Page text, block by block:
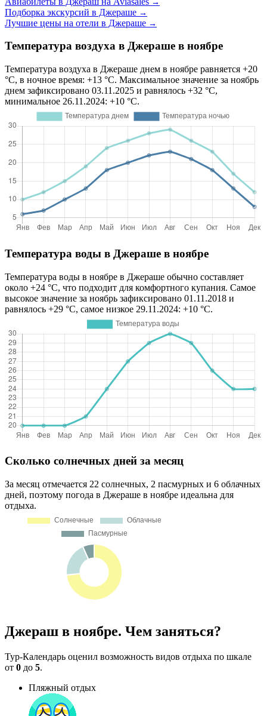
→
Подборка экскурсий в Джераше →
Лучшие цены на отели в Джераше →
Температура воздуха в Джераше в ноябре
Температура воздуха в Джераше днем в ноябре равняется +20
°C, в ночное время: +13 °C. Максимальное значение за ноябрь
днем зафиксировано 03.11.2025 и равнялось +32 °C,
минимальное 26.11.2024: +10 °C.
Температура воды в Джераше в ноябре
Температура воды в ноябре в Джераше обычно составляет
около +24 °C, что подходит для комфортного купания. Самое
высокое значение за ноябрь зафиксировано 01.11.2018 и
равнялось +29 °C, самое низкое 29.11.2024: +10 °C.
Сколько солнечных дней за месяц
За месяц отмечается 22 солнечных, 2 пасмурных и 6 облачных
дней, поэтому погода в Джераше в ноябре идеальна для
отдыха.
Джераш в ноябре. Чем заняться?
Тур-Календарь оценил возможность видов отдыха по шкале
от 0 до 5.
Пляжный отдых